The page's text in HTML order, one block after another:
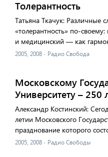
Толерантность
Татьяна Ткачук: Различные
«толерантность» по-своему:
и медицинский — как
2005, 2008 · Радио Свобода
Московскому
Университету – 250
Александр Костинский:
летии Московского
празднование которого
2005, 2008 · Радио Свободы